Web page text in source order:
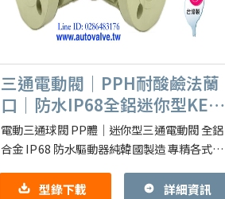
三通電動閥｜PPH耐酸鹼法蘭
口｜防水IP68全鋁迷你型KE｜
Smart DC
電動三通球閥 PP體｜迷你型三通電動閥 全鋁
合金 IP68 防水驅動器純韓國製造 專精各式
關三通切換型｜比例智慧控
型錄下載 詳細資訊